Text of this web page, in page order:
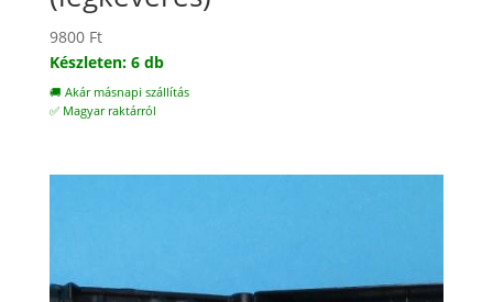
9800 Ft
Készleten: 6 db
🚚 Akár másnapi szállítás
✅ Magyar raktárról